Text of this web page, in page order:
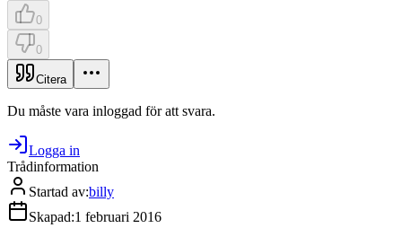
0
0
Citera
Du måste vara inloggad för att svara.
Logga in
Trådinformation
Startad av:billy
Skapad:1 februari 2016